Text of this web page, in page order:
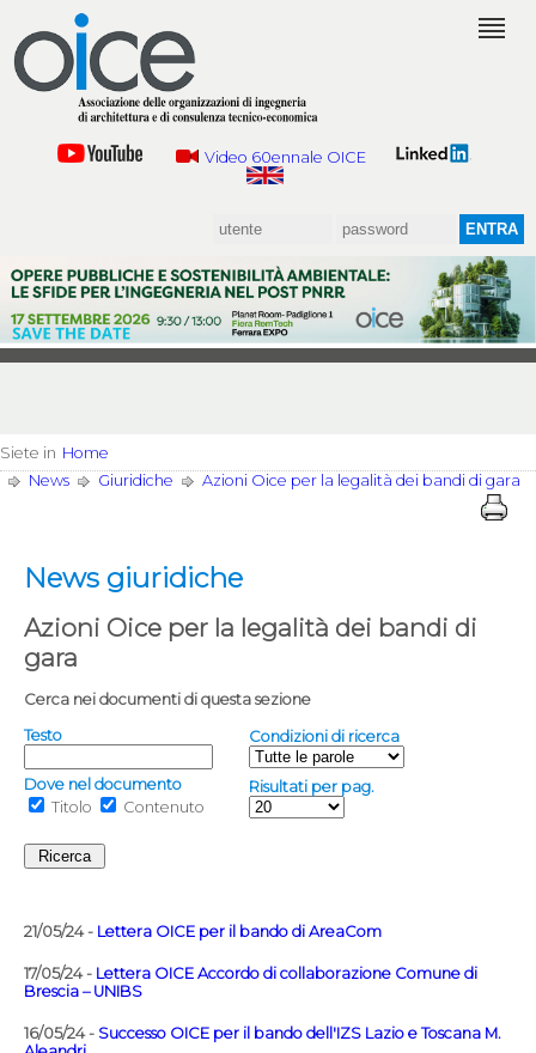
Video 60ennale OICE
Siete in Home
News
Giuridiche Azioni Oice per la legalità dei bandi di gara
News giuridiche
Azioni Oice per la legalità dei bandi di
gara
Cerca nei documenti di questa sezione
Testo
Condizioni di ricerca
Dove nel documento
Titolo
Contenuto
Risultati per pag.
21/05/24 - Lettera OICE per il bando di AreaCom
17/05/24 - Lettera OICE Accordo di collaborazione Comune di
Brescia – UNIBS
16/05/24 - Successo OICE per il bando dell'IZS Lazio e Toscana M.